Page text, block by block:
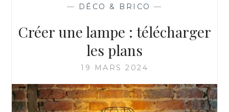
— DÉCO & BRICO —
Créer une lampe : télécharger
les plans
19 MARS 2024